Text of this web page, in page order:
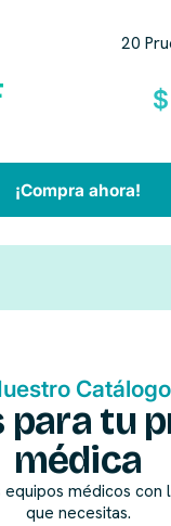
20
¡Compra ahora!
Catálogo
para tu
médica
médicos con
que necesitas.